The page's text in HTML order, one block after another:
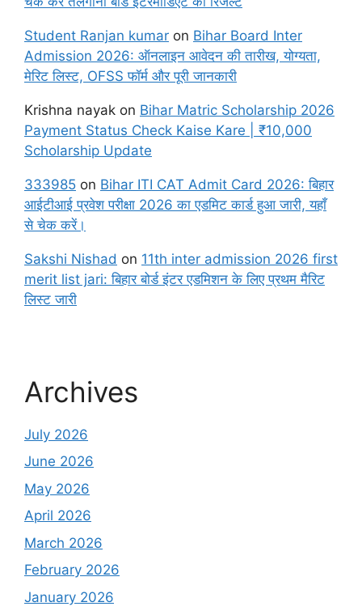
Student Ranjan kumar on Bihar Board Inter
Admission 2026: ऑनलाइन आवेदन की तारीख, योग्यता,
मेरिट लिस्ट, OFSS फॉर्म और पूरी जानकारी
Krishna nayak on Bihar Matric Scholarship 2026
Payment Status Check Kaise Kare | ₹10,000
Scholarship Update
333985 on Bihar ITI CAT Admit Card 2026: बिहार
आईटीआई प्रवेश परीक्षा 2026 का एडमिट कार्ड हुआ जारी, यहाँ
से चेक करें।
Sakshi Nishad on 11th inter admission 2026 first
merit list jari: बिहार बोर्ड इंटर एडमिशन के लिए प्रथम मैरिट
लिस्ट जारी
Archives
July 2026
June 2026
May 2026
April 2026
March 2026
February 2026
January 2026